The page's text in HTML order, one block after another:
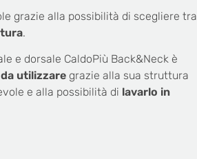
grazie alla possibilità di scegliere tra
.
e dorsale CaldoPiù Back&Neck è
utilizzare grazie alla sua struttura
e alla possibilità di lavarlo in